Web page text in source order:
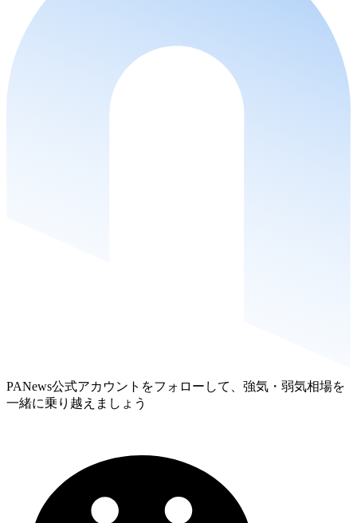
PANews公式アカウントをフォローして、強気・弱気相場を
一緒に乗り越えましょう